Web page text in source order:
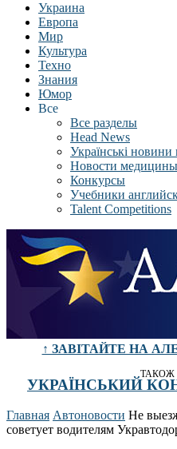
Украина
Европа
Мир
Культура
Техно
Знания
Юмор
Все
Все разделы
Head News
Українські новини
Новости медицины
Конкурсы
Учебники
Talent Competitions
↑ ЗАВІТАЙТЕ НА
ТАКОЖ
УКРАЇНСЬКИЙ
Главная Автоновости Не
советует водителям